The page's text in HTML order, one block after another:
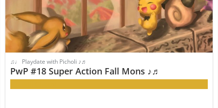
♫♩ Playdate with Picholi ♪♬
PwP #18 Super Action Fall Mons ♪♬